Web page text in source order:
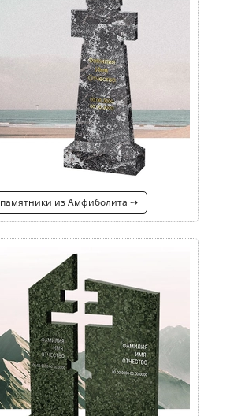
памятники из Амфиболита ⇢